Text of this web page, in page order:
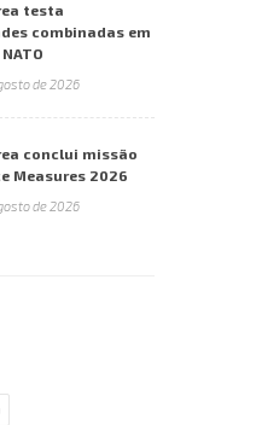
testa
combinadas em
de 2026
conclui missão
Measures 2026
de 2026